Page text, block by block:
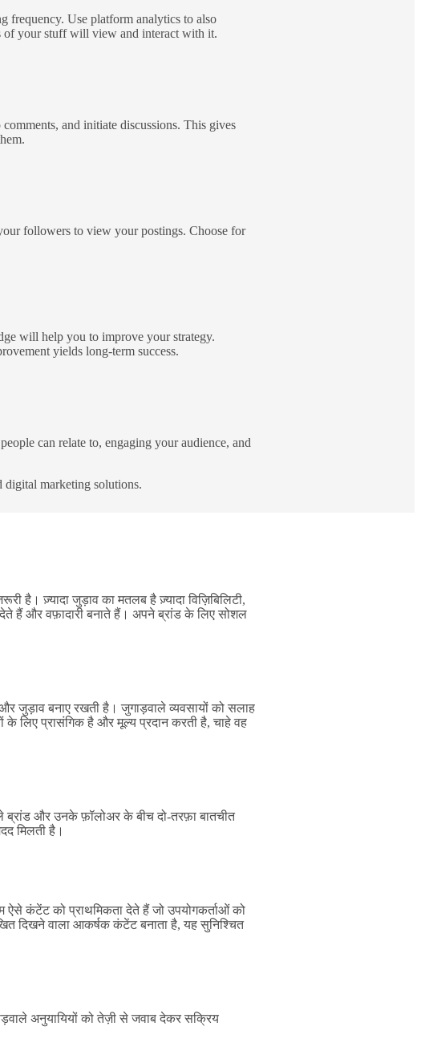
frequency. Use platform analytics to also
of your stuff will view and interact with it.
and initiate discussions. This gives
followers to view your postings. Choose for
will help you to improve your strategy.
yields long-term success.
can relate to, engaging your audience, and
digital marketing solutions.
है। ज़्यादा जुड़ाव का मतलब है ज़्यादा विज़िबिलिटी,
देते हैं और वफ़ादारी बनाते हैं। अपने ब्रांड के लिए सोशल
जुड़ाव बनाए रखती है। जुगाड़वाले व्यवसायों को सलाह
लिए प्रासंगिक है और मूल्य प्रदान करती है, चाहे वह
ब्रांड और उनके फ़ॉलोअर के बीच दो-तरफ़ा बातचीत
मिलती है।
ऐसे कंटेंट को प्राथमिकता देते हैं जो उपयोगकर्ताओं को
दिखने वाला आकर्षक कंटेंट बनाता है, यह सुनिश्चित
अनुयायियों को तेज़ी से जवाब देकर सक्रिय